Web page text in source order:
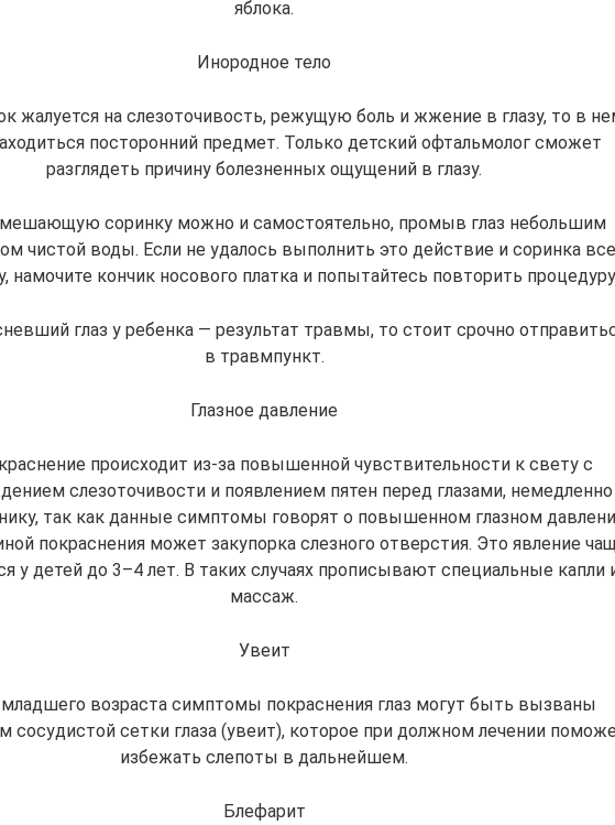
яблока.
Инородное тело
жалуется на слезоточивость, режущую боль и жжение в глазу, то в
посторонний предмет. Только детский офтальмолог сможет
разглядеть причину болезненных ощущений в глазу.
соринку можно и самостоятельно, промыв глаз небольшим
чистой воды. Если не удалось выполнить это действие и соринка все
намочите кончик носового платка и попытайтесь повторить
глаз у ребенка — результат травмы, то стоит срочно
в травмпункт.
Глазное давление
происходит из-за повышенной чувствительности к свету с
слезоточивости и появлением пятен перед глазами, немедленно
так как данные симптомы говорят о повышенном глазном
покраснения может закупорка слезного отверстия. Это явление
у детей до 3–4 лет. В таких случаях прописывают специальные капли
массаж.
Увеит
возраста симптомы покраснения глаз могут быть вызваны
сосудистой сетки глаза (увеит), которое при должном лечении
избежать слепоты в дальнейшем.
Блефарит